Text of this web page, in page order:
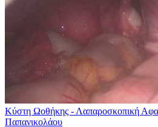
Κύστη Ωοθήκης - Λαπαροσκοπική
Παπανικολάου